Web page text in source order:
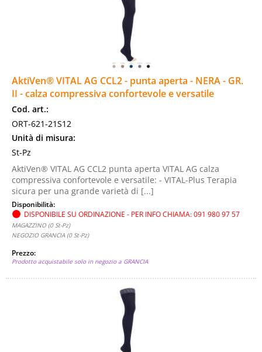
AktiVen® VITAL AG CCL2 - punta aperta - NERA - GR.
II - calza compressiva confortevole e versatile
Cod. art.:
ORT-621-21S12
Unità di misura:
St-Pz
AktiVen® VITAL AG CCL2 punta aperta VITAL AG calza
compressiva confortevole e versatile: - VITAL-Plus Terapia
sicura per una grande varietà di [...]
Disponibilità:
DISPONIBILE SU ORDINAZIONE - PER INFO CHIAMA: 091 980 97 57
MAGAZZINO (0 St-Pz)
NEGOZIO GRANCIA (0 St-Pz)
Prezzo:
Prodotto acquistabile solo in negozio a GRANCIA